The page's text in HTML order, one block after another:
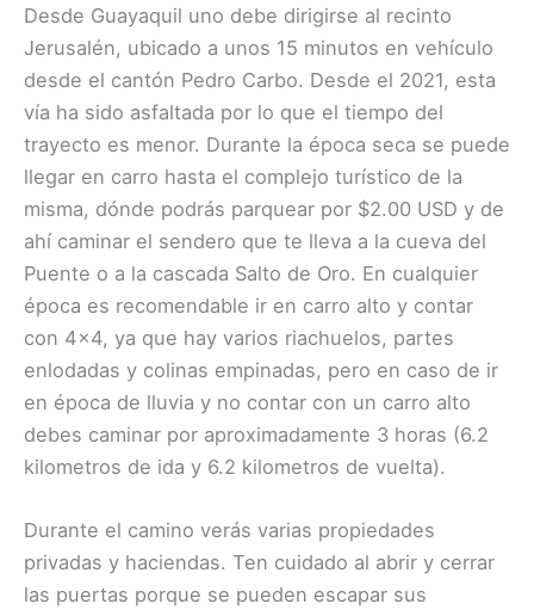
Desde Guayaquil uno debe dirigirse al recinto
Jerusalén, ubicado a unos 15 minutos en vehículo
desde el cantón Pedro Carbo. Desde el 2021, esta
vía ha sido asfaltada por lo que el tiempo del
trayecto es menor. Durante la época seca se puede
llegar en carro hasta el complejo turístico de la
misma, dónde podrás parquear por $2.00 USD y de
ahí caminar el sendero que te lleva a la cueva del
Puente o a la cascada Salto de Oro. En cualquier
época es recomendable ir en carro alto y contar
con 4×4, ya que hay varios riachuelos, partes
enlodadas y colinas empinadas, pero en caso de ir
en época de lluvia y no contar con un carro alto
debes caminar por aproximadamente 3 horas (6.2
kilometros de ida y 6.2 kilometros de vuelta).
Durante el camino verás varias propiedades
privadas y haciendas. Ten cuidado al abrir y cerrar
las puertas porque se pueden escapar sus